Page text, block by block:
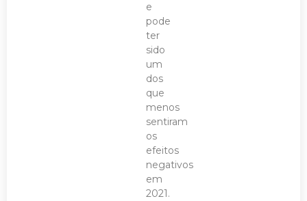
e
pode
ter
sido
um
dos
que
menos
sentiram
os
efeitos
negativos
em
2021.